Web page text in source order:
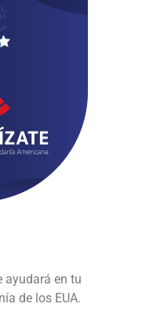
ayudará en tu
de los EUA.